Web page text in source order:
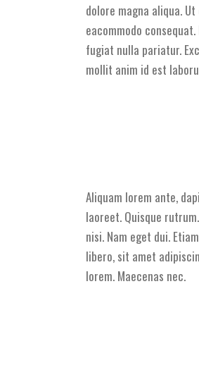
dolore magna aliqua.
eacommodo
fugiat nulla pariatur.
mollit anim id est
Aliquam lorem ante,
laoreet. Quisque
nisi. Nam eget dui.
libero, sit amet
lorem. Maecenas nec.